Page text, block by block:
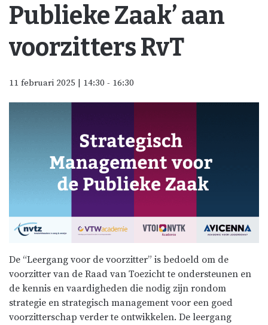
Publieke Zaak’ aan
voorzitters RvT
11 februari 2025 | 14:30 - 16:30
De “Leergang voor de voorzitter” is bedoeld om de
voorzitter van de Raad van Toezicht te ondersteunen en
de kennis en vaardigheden die nodig zijn rondom
strategie en strategisch management voor een goed
voorzitterschap verder te ontwikkelen. De leergang